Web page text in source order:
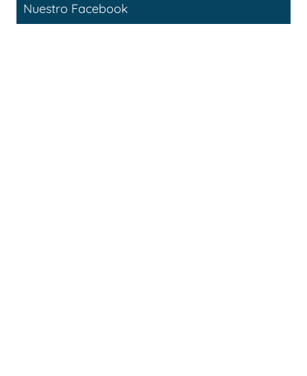
Nuestro Facebook